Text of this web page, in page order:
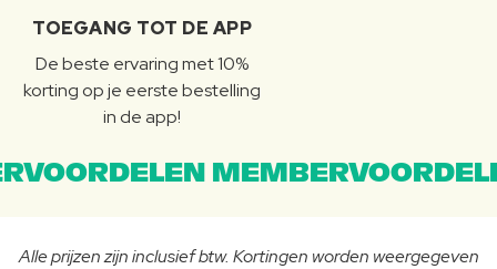
TOEGANG TOT DE APP
De beste ervaring met 10%
korting op je eerste bestelling
in de app!
Alle prijzen zijn inclusief btw. Kortingen worden weergegeven